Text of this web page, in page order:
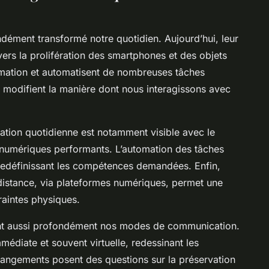
transformé notre quotidien. Aujourd’hui, leur
la prolifération des smartphones et des objets
et automatisent de nombreuses tâches
la manière dont nous interagissons avec
quotidienne est notamment visible avec le
performants. L’automation des tâches
les compétences demandées. Enfin,
via plateformes numériques, permet une
physiques.
aussi profondément nos modes de communication.
et souvent virtuelle, redessinant les
posent des questions sur la préservation